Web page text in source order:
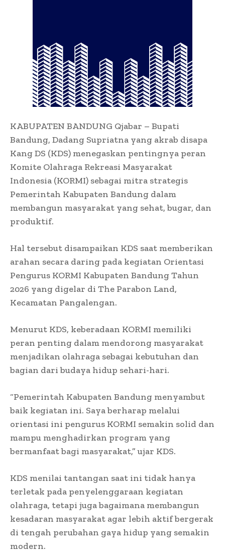
KABUPATEN BANDUNG Qjabar – Bupati
Bandung, Dadang Supriatna yang akrab disapa
Kang DS (KDS) menegaskan pentingnya peran
Komite Olahraga Rekreasi Masyarakat
Indonesia (KORMI) sebagai mitra strategis
Pemerintah Kabupaten Bandung dalam
membangun masyarakat yang sehat, bugar, dan
produktif.
Hal tersebut disampaikan KDS saat memberikan
arahan secara daring pada kegiatan Orientasi
Pengurus KORMI Kabupaten Bandung Tahun
2026 yang digelar di The Parabon Land,
Kecamatan Pangalengan.
Menurut KDS, keberadaan KORMI memiliki
peran penting dalam mendorong masyarakat
menjadikan olahraga sebagai kebutuhan dan
bagian dari budaya hidup sehari-hari.
“Pemerintah Kabupaten Bandung menyambut
baik kegiatan ini. Saya berharap melalui
orientasi ini pengurus KORMI semakin solid dan
mampu menghadirkan program yang
bermanfaat bagi masyarakat,” ujar KDS.
KDS menilai tantangan saat ini tidak hanya
terletak pada penyelenggaraan kegiatan
olahraga, tetapi juga bagaimana membangun
kesadaran masyarakat agar lebih aktif bergerak
di tengah perubahan gaya hidup yang semakin
modern.